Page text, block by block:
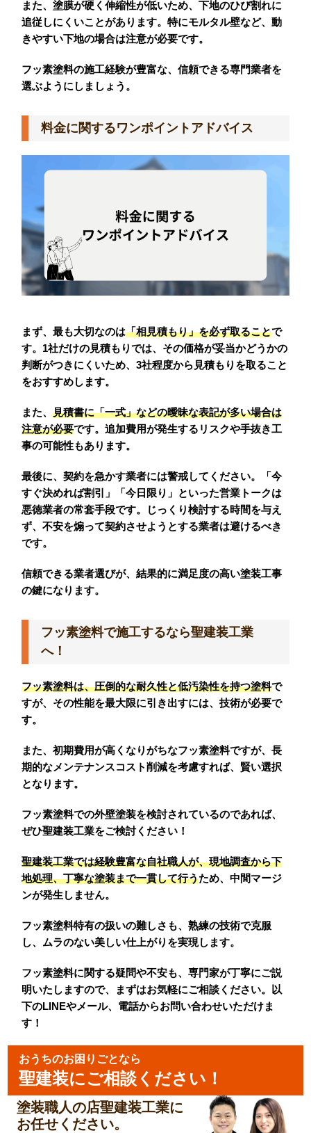
また、塗膜が硬く伸縮性が低いため、下地のひび割れに
追従しにくいことがあります。特にモルタル壁など、動
きやすい下地の場合は注意が必要です。
フッ素塗料の施工経験が豊富な、信頼できる専門業者を
選ぶようにしましょう。
料金に関するワンポイントアドバイス
まず、最も大切なのは「相見積もり」を必ず取ることで
す。1社だけの見積もりでは、その価格が妥当かどうかの
判断がつきにくいため、3社程度から見積もりを取ること
をおすすめします。
また、見積書に「一式」などの曖昧な表記が多い場合は
注意が必要です。追加費用が発生するリスクや手抜き工
事の可能性もあります。
最後に、契約を急かす業者には警戒してください。「今
すぐ決めれば割引」「今日限り」といった営業トークは
悪徳業者の常套手段です。じっくり検討する時間を与え
ず、不安を煽って契約させようとする業者は避けるべき
です。
信頼できる業者選びが、結果的に満足度の高い塗装工事
の鍵になります。
フッ素塗料で施工するなら聖建装工業
へ！
フッ素塗料は、圧倒的な耐久性と低汚染性を持つ塗料で
すが、その性能を最大限に引き出すには、技術が必要で
す。
また、初期費用が高くなりがちなフッ素塗料ですが、長
期的なメンテナンスコスト削減を考慮すれば、賢い選択
となります。
フッ素塗料での外壁塗装を検討されているのであれば、
ぜひ聖建装工業をご検討ください！
聖建装工業では経験豊富な自社職人が、現地調査から下
地処理、丁寧な塗装まで一貫して行うため、中間マージ
ンが発生しません。
フッ素塗料特有の扱いの難しさも、熟練の技術で克服
し、ムラのない美しい仕上がりを実現します。
フッ素塗料に関する疑問や不安も、専門家が丁寧にご説
明いたしますので、まずはお気軽にご相談ください。以
下のLINEやメール、電話からお問い合わせいただけま
す！
おうちのお困りごとなら
聖建装にご相談ください！
塗装職人の店聖建装工業に
お任せください。